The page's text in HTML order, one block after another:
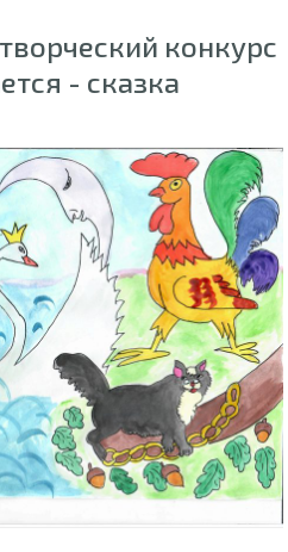
конкурс
- сказка